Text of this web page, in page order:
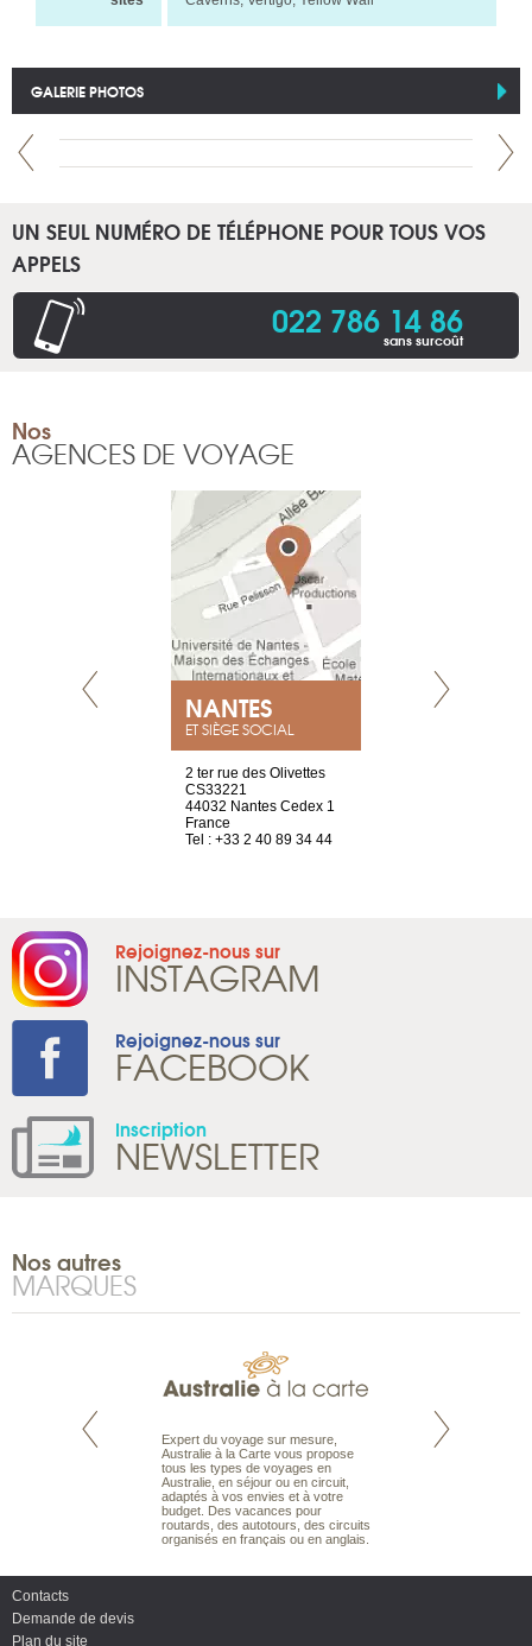
GALERIE PHOTOS
UN SEUL NUMÉRO DE TÉLÉPHONE POUR TOUS VOS
APPELS
022 786 14 86
sans surcoût
Nos
AGENCES DE VOYAGE
NANTES
ET SIÈGE SOCIAL
2 ter rue des Olivettes
CS33221
44032 Nantes Cedex 1
France
Tel : +33 2 40 89 34 44
Rejoignez-nous sur
INSTAGRAM
Rejoignez-nous sur
FACEBOOK
Inscription
NEWSLETTER
Nos autres
MARQUES
est le spécialiste
Expert du voyage sur mesure,
Australie à la Carte vous propose
tous les types de voyages en
Australie, en séjour ou en circuit,
adaptés à vos envies et à votre
budget. Des vacances pour
routards, des autotours, des circuits
organisés en français ou en anglais.
Parce qu'ils sont
Contacts
Demande de devis
Plan du site